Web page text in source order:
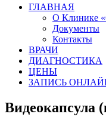
ГЛАВНАЯ
О Клинике
Документы
Контакты
ВРАЧИ
ДИАГНОСТИКА
ЦЕНЫ
ЗАПИСЬ
Видеокапсула